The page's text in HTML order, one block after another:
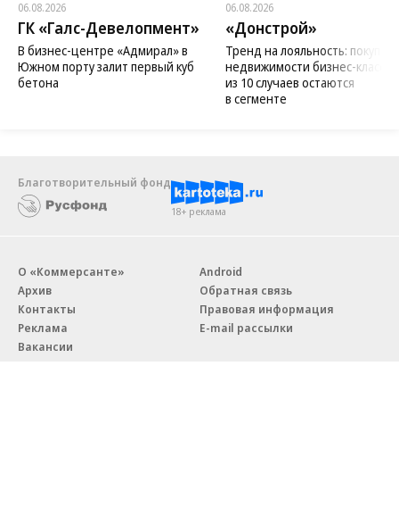
06.08.2026
ГК «Галс-Девелопмент»
В бизнес-центре «Адмирал» в
Южном порту залит первый куб
бетона
06.08.2026
«Донстрой»
Тренд на лояльность:
недвижимости бизнес-класса
из 10 случаев остаются
в сегменте
Благотворительный фонд
18+ реклама
О «Коммерсанте»
Архив
Контакты
Реклама
Вакансии
Android
Обратная связь
Правовая информация
E-mail рассылки